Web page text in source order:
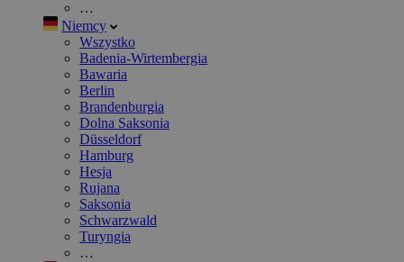
…
Niemcy
Wszystko
Badenia-Wirtembergia
Bawaria
Berlin
Brandenburgia
Dolna Saksonia
Düsseldorf
Hamburg
Hesja
Rujana
Saksonia
Schwarzwald
Turyngia
…